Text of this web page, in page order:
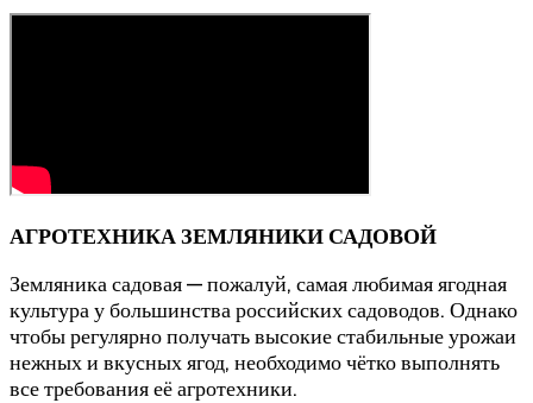
АГРОТЕХНИКА ЗЕМЛЯНИКИ САДОВОЙ
Земляника садовая — пожалуй, самая любимая ягодная
культура у большинства российских садоводов. Однако
чтобы регулярно получать высокие стабильные урожаи
нежных и вкусных ягод, необходимо чётко выполнять
все требования её агротехники.